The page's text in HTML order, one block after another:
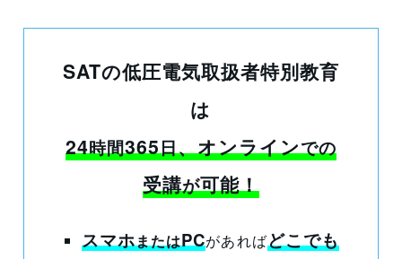
SATの低圧電気取扱者特別教育
は
24時間365日、オンラインでの
受講が可能！
スマホまたはPCがあればどこでも